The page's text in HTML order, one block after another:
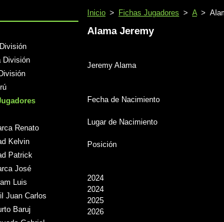
Inicio > Fichas Jugadores > A >
Alama Jeremy
Jeremy Alama
Fecha de Nacimiento
Lugar de Nacimiento
Posición
2024
2024
2025
2026
División
Renato
Kelvin
Patrick
José
Luis
Juan Carlos
Baruj